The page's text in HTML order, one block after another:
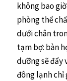
không bao
phòng thể
dưới chân
tạm bợ: bàn
dưỡng sẽ đẩy
đông lạnh chỉ